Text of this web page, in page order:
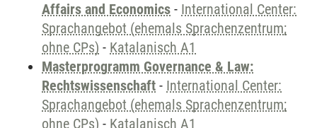
Affairs and Economics - International Center:
Sprachangebot (ehemals Sprachenzentrum;
ohne CPs) - Katalanisch A1
Masterprogramm Governance & Law:
Rechtswissenschaft - International Center:
Sprachangebot (ehemals Sprachenzentrum;
ohne CPs) - Katalanisch A1